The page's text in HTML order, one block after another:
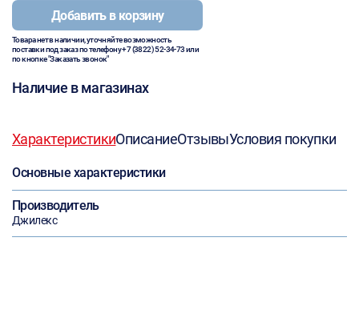
Добавить в корзину
Товара нет в наличии, уточняйте возможность
поставки под заказ по телефону+7 (3822) 52-34-73или
по кнопке "Заказать звонок"
Наличие в магазинах
ХарактеристикиОписаниеОтзывыУсловия покупки
Основные характеристики
Производитель
Джилекс